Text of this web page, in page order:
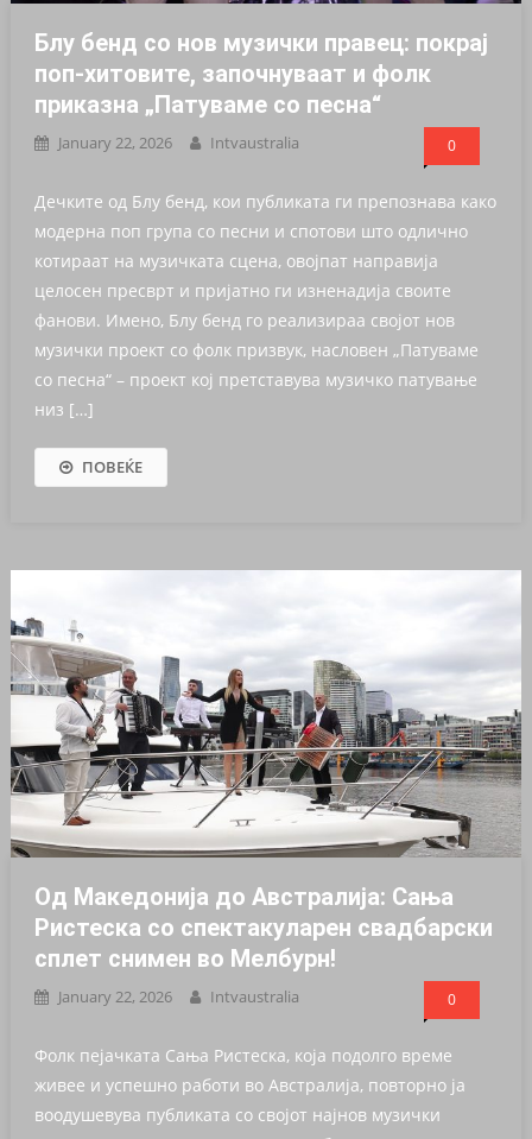
Блу бенд со нов музички правец: покрај
поп-хитовите, започнуваат и фолк
приказна „Патуваме со песна“
January 22, 2026 Intvaustralia 0
Дечките од Блу бенд, кои публиката ги препознава како
модерна поп група со песни и спотови што одлично
котираат на музичката сцена, овојпат направија
целосен пресврт и пријатно ги изненадија своите
фанови. Имено, Блу бенд го реализираа својот нов
музички проект со фолк призвук, насловен „Патуваме
со песна“ – проект кој претставува музичко патување
низ […]
ПОВЕЌЕ
Од Македонија до Австралија: Сања
Ристеска со спектакуларен свадбарски
сплет снимен во Мелбурн!
January 22, 2026 Intvaustralia 0
Фолк пејачката Сања Ристеска, која подолго време
живее и успешно работи во Австралија, повторно ја
воодушевува публиката со својот најнов музички